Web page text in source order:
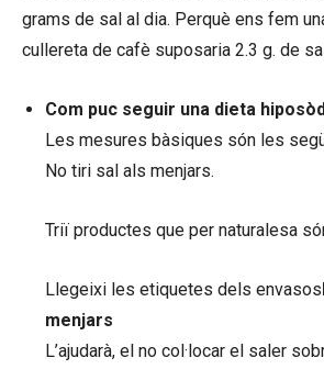
grams de sal al dia. Perquè ens fem
cullereta de cafè suposaria 2.3 g. de
Com puc seguir una dieta
Les mesures bàsiques són les
No tiri sal als menjars.
Triï productes que per naturalesa
Llegeixi les etiquetes dels envasos
menjars
L’ajudarà, el no col·locar el saler